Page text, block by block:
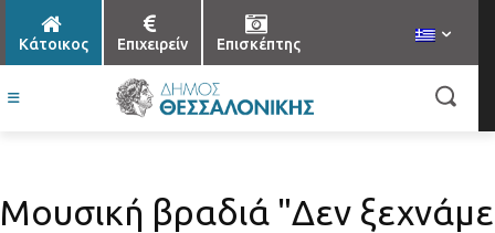
Κάτοικος Επιχειρείν Επισκέπτης
Μουσική βραδιά "Δεν ξεχνάμε